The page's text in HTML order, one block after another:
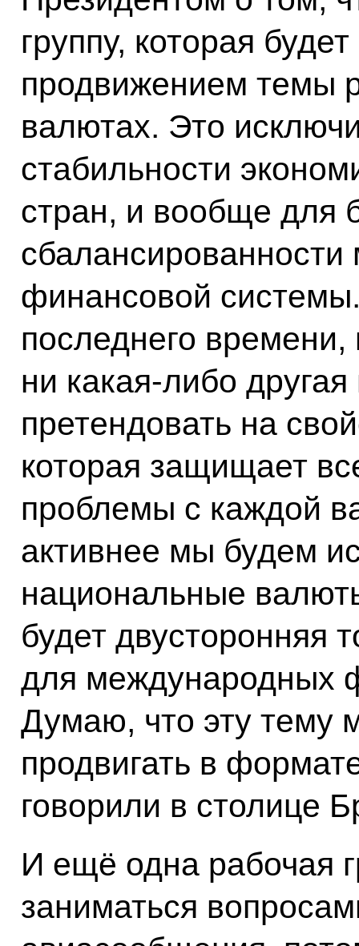
группу, которая
продвижением темы
валютах. Это
стабильности
стран, и вообще для
финансовой
последнего
ни какая‑либо
претендовать на
которая защищает
проблемы с каждой
активнее мы будем
национальные
будет двусторонняя
для международных
Думаю, что эту тему
продвигать в
говорили в столице
И ещё одна рабочая
заниматься